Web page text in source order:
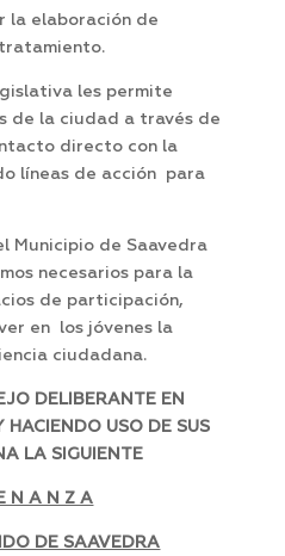
la elaboración de
les permite
de la ciudad a través de
directo con la
líneas de acción para
Municipio de Saavedra
necesarios para la
de participación,
en los jóvenes la
ciudadana.
DELIBERANTE EN
HACIENDO USO DE SUS
LA SIGUIENTE
N A N Z A
DE SAAVEDRA